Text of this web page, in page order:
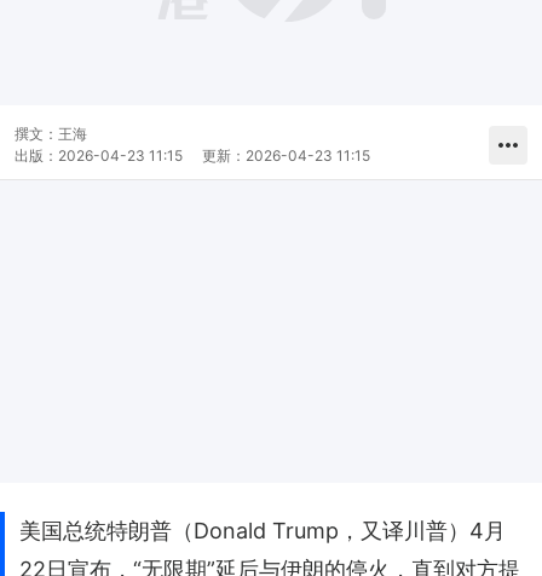
撰文： 王海
出版： 2026-04-23 11:15 更新： 2026-04-23 11:15
美国总统特朗普（Donald Trump，又译川普）4月
22日宣布，“无限期”延后与伊朗的停火，直到对方提